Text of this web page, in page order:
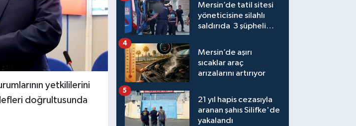
yetkililerini
doğrultusunda
Mersin’de tatil sitesi
yöneticisine silahlı
saldırıda 3 şüpheli
Mersin’de aşırı
sıcaklar araç
arızalarını artırıyor
4
21 yıl hapis cezasıyla
aranan şahıs Silifke'de
yakalandı
5